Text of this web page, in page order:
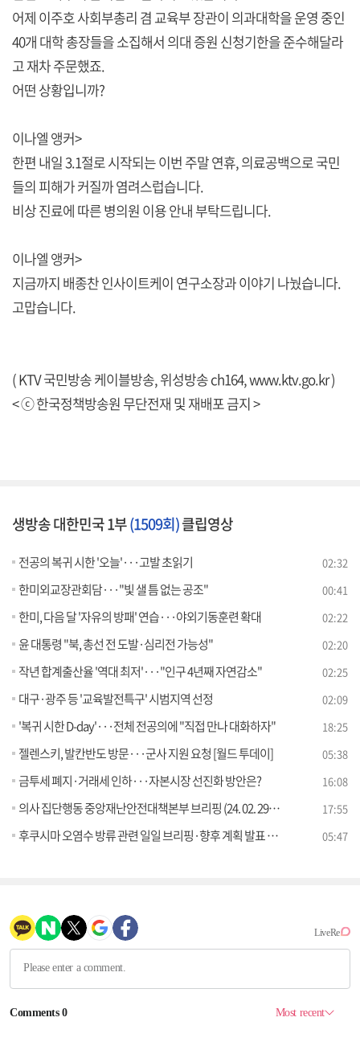
어제 이주호 사회부총리 겸 교육부 장관이 의과대학을 운영 중인
40개 대학 총장들을 소집해서 의대 증원 신청기한을 준수해달라
고 재차 주문했죠.
어떤 상황입니까?
이나엘 앵커>
한편 내일 3.1절로 시작되는 이번 주말 연휴, 의료공백으로 국민
들의 피해가 커질까 염려스럽습니다.
비상 진료에 따른 병의원 이용 안내 부탁드립니다.
이나엘 앵커>
지금까지 배종찬 인사이트케이 연구소장과 이야기 나눴습니다.
고맙습니다.
( KTV 국민방송 케이블방송, 위성방송 ch164,www.ktv.go.kr)
< ⓒ 한국정책방송원 무단전재 및 재배포 금지 >
생방송 대한민국 1부(1509회)클립영상
전공의 복귀 시한 '오늘'···고발 초읽기 02:32
한미외교장관회담···"빛 샐 틈 없는 공조" 00:41
한미, 다음 달 '자유의 방패' 연습···야외기동훈련 확대 02:22
윤 대통령 "북, 총선 전 도발·심리전 가능성" 02:20
작년 합계출산율 '역대 최저'···"인구 4년째 자연감소" 02:25
대구·광주 등 '교육발전특구' 시범지역 선정 02:09
'복귀 시한 D-day'···전체 전공의에 "직접 만나 대화하자" 18:25
젤렌스키, 발칸반도 방문···군사 지원 요청 [월드 투데이] 05:38
금투세 폐지·거래세 인하···자본시장 선진화 방안은? 16:08
의사 집단행동 중앙재난안전대책본부 브리핑 (24. 02. 29. 11시) 17:55
후쿠시마 오염수 방류 관련 일일 브리핑·향후 계획 발표 (24. 02. 29. 11시) 05:47